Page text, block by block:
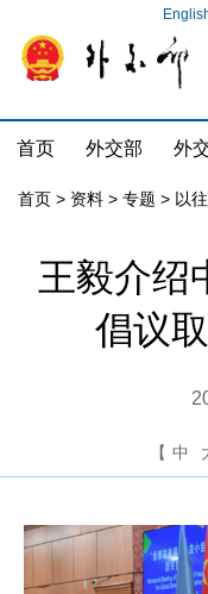
首页 外交部 外
首页 > 资料 > 专题 > 以
王毅介绍
倡议
【 中